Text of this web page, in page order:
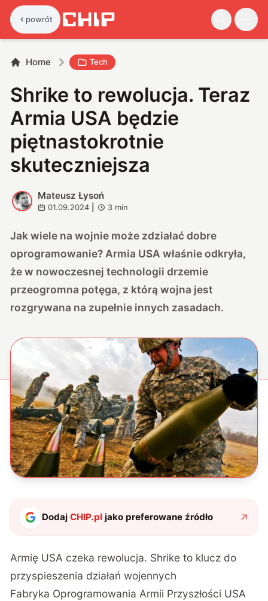
powrót
Home Tech
Shrike to rewolucja. Teraz
Armia USA będzie
piętnastokrotnie
skuteczniejsza
M
Mateusz Łysoń
01.09.2024 3 min
Jak wiele na wojnie może zdziałać dobre
oprogramowanie? Armia USA właśnie odkryła,
że w nowoczesnej technologii drzemie
przeogromna potęga, z którą wojna jest
rozgrywana na zupełnie innych zasadach.
DodajCHIP.pl jako preferowane źródło
Armię USA czeka rewolucja. Shrike to klucz do
przyspieszenia działań wojennych
Fabryka Oprogramowania Armii Przyszłości USA